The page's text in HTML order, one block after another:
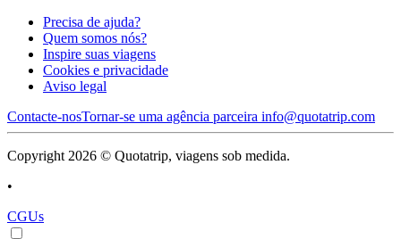
Precisa de ajuda?
Quem somos nós?
Inspire suas viagens
Cookies e privacidade
Aviso legal
Contacte-nosTornar-se uma agência parceira info@quotatrip.com
Copyright 2026 © Quotatrip, viagens sob medida.
•
CGUs